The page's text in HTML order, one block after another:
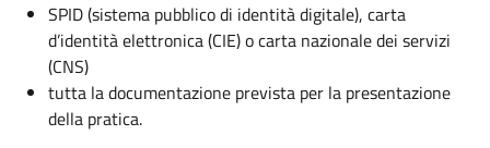
SPID (sistema pubblico di identità digitale), carta
d’identità elettronica (CIE) o carta nazionale dei servizi
(CNS)
tutta la documentazione prevista per la presentazione
della pratica.